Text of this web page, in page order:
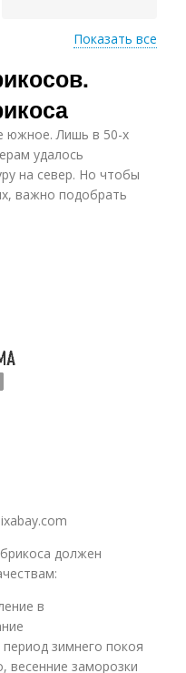
Абрикос для кубани
Абрикос для средней
полосы
Показать все
южное. Лишь в 50-х
удалось
на север. Но чтобы
важно подобрать
должен
в
зимнего покоя
весенние заморозки